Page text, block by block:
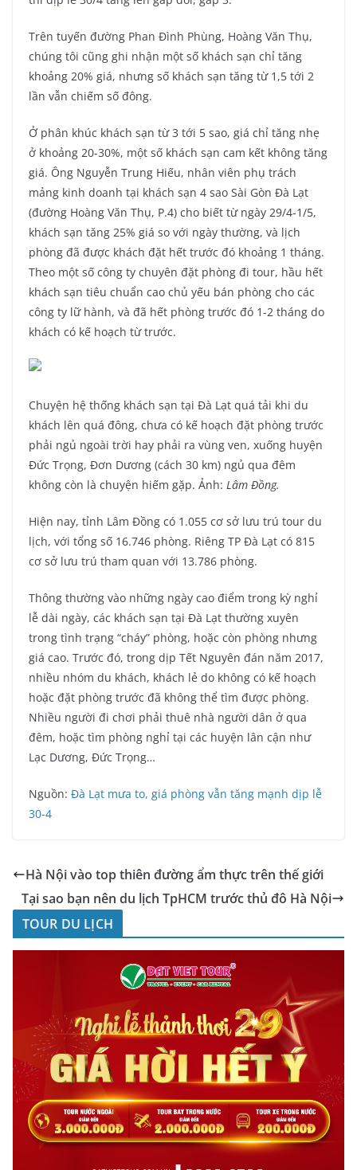
Trên tuyến đường Phan Đình Phùng, Hoàng Văn Thụ,
chúng tôi cũng ghi nhận một số khách sạn chỉ tăng
khoảng 20% giá, nhưng số khách sạn tăng từ 1,5 tới 2
lần vẫn chiếm số đông.
Ở phân khúc khách sạn từ 3 tới 5 sao, giá chỉ tăng nhẹ
ở khoảng 20-30%, một số khách sạn cam kết không tăng
giá. Ông Nguyễn Trung Hiếu, nhân viên phụ trách
mảng kinh doanh tại khách sạn 4 sao Sài Gòn Đà Lạt
(đường Hoàng Văn Thụ, P.4) cho biết từ ngày 29/4-1/5,
khách sạn tăng 25% giá so với ngày thường, và lịch
phòng đã được khách đặt hết trước đó khoảng 1 tháng.
Theo một số công ty chuyên đặt phòng đi tour, hầu hết
khách sạn tiêu chuẩn cao chủ yếu bán phòng cho các
công ty lữ hành, và đã hết phòng trước đó 1-2 tháng do
khách có kế hoạch từ trước.
Chuyện hệ thống khách sạn tại Đà Lạt quá tải khi du
khách lên quá đông, chưa có kế hoạch đặt phòng trước
phải ngủ ngoài trời hay phải ra vùng ven, xuống huyện
Đức Trọng, Đơn Dương (cách 30 km) ngủ qua đêm
không còn là chuyện hiếm gặp. Ảnh: Lâm Đồng.
Hiện nay, tỉnh Lâm Đồng có 1.055 cơ sở lưu trú tour du
lịch, với tổng số 16.746 phòng. Riêng TP Đà Lạt có 815
cơ sở lưu trú tham quan với 13.786 phòng.
Thông thường vào những ngày cao điểm trong kỳ nghỉ
lễ dài ngày, các khách sạn tại Đà Lạt thường xuyên
trong tình trạng “cháy” phòng, hoặc còn phòng nhưng
giá cao. Trước đó, trong dịp Tết Nguyên đán năm 2017,
nhiều nhóm du khách, khách lẻ do không có kế hoạch
hoặc đặt phòng trước đã không thể tìm được phòng.
Nhiều người đi chơi phải thuê nhà người dân ở qua
đêm, hoặc tìm phòng nghỉ tại các huyện lân cận như
Lạc Dương, Đức Trọng…
Nguồn: Đà Lạt mưa to, giá phòng vẫn tăng mạnh dịp lễ
30-4
Hà Nội vào top thiên đường ẩm thực trên thế giới
Tại sao bạn nên du lịch TpHCM trước thủ đô Hà Nội
TOUR DU LỊCH